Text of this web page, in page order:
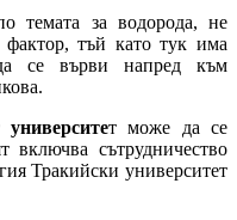
темата за водорода, не
тъй като тук има
се върви напред към
т може да се
включва сътрудничество
Тракийски университет